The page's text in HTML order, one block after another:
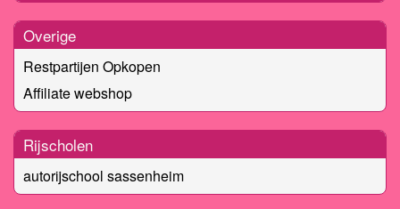
Overige
Restpartijen Opkopen
Affiliate webshop
Rijscholen
autorijschool sassenheim